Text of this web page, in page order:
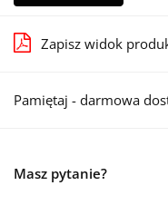
Zapisz widok
Pamiętaj - darmowa
Masz pytanie?